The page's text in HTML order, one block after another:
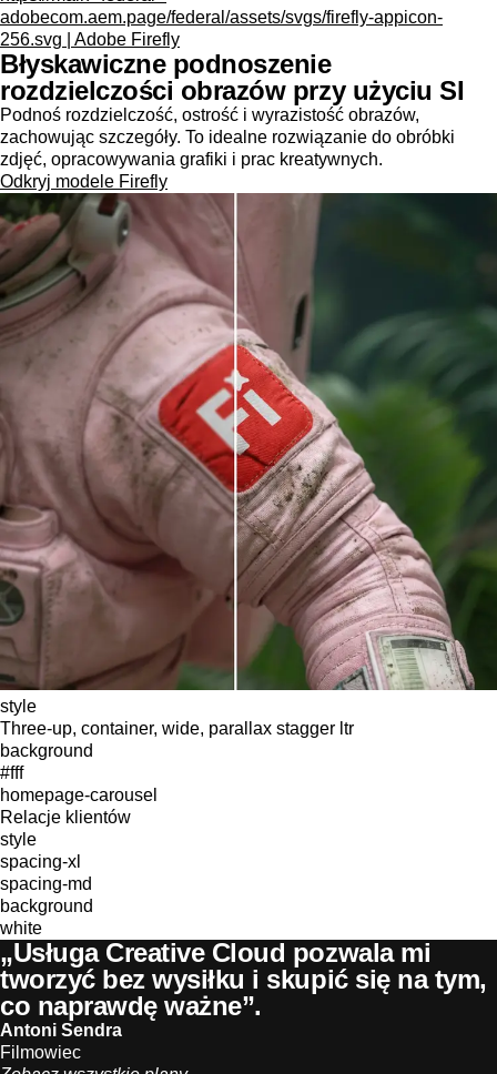
adobecom.aem.page/federal/assets/svgs/firefly-appicon-
256.svg | Adobe Firefly
Błyskawiczne podnoszenie
rozdzielczości obrazów przy użyciu SI
Podnoś rozdzielczość, ostrość i wyrazistość obrazów,
zachowując szczegóły. To idealne rozwiązanie do obróbki
zdjęć, opracowywania grafiki i prac kreatywnych.
Odkryj modele Firefly
style
Three-up, container, wide, parallax stagger ltr
background
#fff
homepage-carousel
Relacje klientów
style
spacing-xl
spacing-md
background
white
„Usługa Creative Cloud pozwala mi
tworzyć bez wysiłku i skupić się na tym,
co naprawdę ważne”.
Antoni Sendra
Filmowiec